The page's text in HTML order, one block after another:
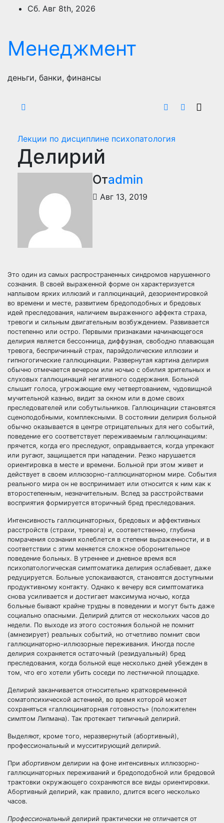
ПерейтиСб. Авг 8th, 2026
Менеджмент
деньги, банки, финансы
Лекции по дисциплине психопатология
Делирий
Отadmin
Авг 13, 2019
Это один из самых распространенных синдромов нарушенного
сознания. В своей выраженной форме он характеризуется
наплывом ярких иллюзий и галлюцинаций, дезориентировкой
во времени и месте, развитием бредоподобных и бредовых
идей преследования, наличием выраженного аффекта страха,
тревоги и сильным двигательным возбуждением. Развивается
постепенно или остро. Первыми признаками начинающегося
делирия является бессонница, диффузная, свободно плавающая
тревога, беспричинный страх, парэйдолические иллюзии и
гипногогические галлюцинации. Развернутая картина делирия
обычно отмечается вечером или ночью с обилия зрительных и
слуховых галлюцинаций негативного содержания. Больной
слышит голоса, угрожающие ему четвертованием, чудовищной
мучительной казнью, видит за окном или в доме своих
преследователей или собутыльников. Галлюцинации становятся
сценоподобными, комплексными. В состоянии делирия больной
обычно оказывается в центре отрицательных для него событий,
поведение его соответствует переживаемым галлюцинациям:
прячется, когда его преследуют, оправдывается, когда упрекают
или ругают, защищается при нападении. Резко нарушается
ориентировка в месте и времени. Больной при этом живет и
действует в своем иллюзорно-галлюцинаторном мире. События
реального мира он не воспринимает или относится к ним как к
второстепенным, незначительным. Вслед за расстройствами
восприятия формируется вторичный бред преследования.
Интенсивность галлюцинаторных, бредовых и аффективных
расстройств (страхи, тревога) и, соответственно, глубина
помрачения сознания колеблется в степени выраженности, и в
соответствии с этим меняется сложное оборонительное
поведение больных. В утреннее и дневное время вся
психопатологическая симптоматика делирия ослабевает, даже
редуцируется. Больные успокаиваются, становятся доступными
продуктивному контакту. Однако к вечеру вся симптоматика
снова усиливается и достигает максимума ночью, когда
больные бывают крайне трудны в поведении и могут быть даже
социально опасными. Делирий длится от нескольких часов до
недели. По выходе из этого состояния больной не помнит
(амнезирует) реальных событий, но отчетливо помнит свои
галлюцинаторно-иллюзорные переживания. Иногда после
делирия сохраняется остаточный (резидуальный) бред
преследования, когда больной еще несколько дней убежден в
том, что его хотели убить соседи по лестничной площадке.
Делирий заканчивается относительно кратковременной
соматопсихической астенией, во время которой может
сохраняться «галлюцинаторная готовность» (положителен
симптом Липмана). Так протекает типичный делирий.
Выделяют, кроме того, неразвернутый (абортивный),
профессиональный и мусситирующий делирий.
При абортивном делирии на фоне интенсивных иллюзорно-
галлюцинаторных переживаний и бредоподобной или бредовой
трактовки окружающего сохраняются все виды ориентировки.
Абортивный делирий, как правило, длится всего несколько
часов.
Профессиональный делирий практически не отличается от